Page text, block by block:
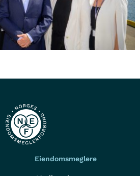
Eiendomsmeglere